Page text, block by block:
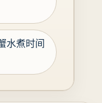
水煮时间